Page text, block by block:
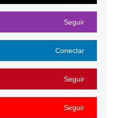
Seguir
Conectar
Seguir
Seguir